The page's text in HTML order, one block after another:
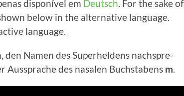
dis­poní­vel em Deutsch. For the sake of
below in the alter­na­ti­ve lan­guage.
language.
den Namen des Super­hel­dens nach­spre­
Aus­spra­che des nasa­len Buch­sta­bens m.